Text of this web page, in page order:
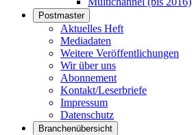
Postmaster
Aktuelles Heft
Mediadaten
Weitere Veröffentlichungen
Wir über uns
Abonnement
Kontakt/Leserbriefe
Impressum
Datenschutz
Branchenübersicht